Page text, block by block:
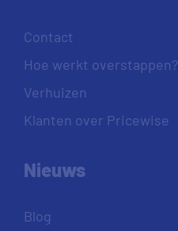
Contact
Hoe werkt overstappen?
Verhuizen
Klanten over Pricewise
Nieuws
Blog